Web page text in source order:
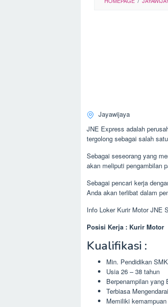
Jayawijaya
JNE Express adalah
tergolong sebagai salah
Sebagai seseorang yang
akan meliputi pengambilan
Sebagai pencari kerja
Anda akan terlibat dalam
Info Loker Kurir Motor JNE
Posisi Kerja : Kurir Motor
Kualifikasi :
Min. Pendidikan
Usia 26 – 38 tahun
Berpenampilan yang
Terbiasa
Memiliki